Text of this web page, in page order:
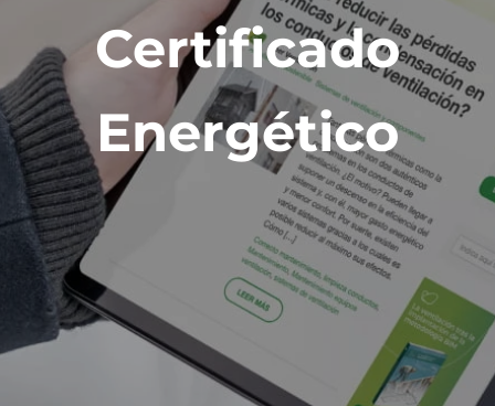
Certificado
Energético